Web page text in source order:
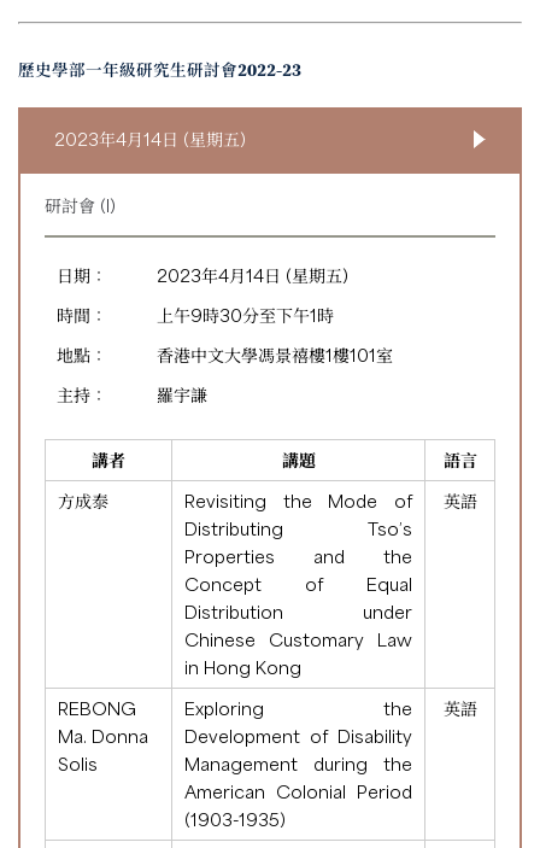
歷史學部一年級研究生研討會2022-23
2023年4月14日 (星期五)
研討會 (I)
日期：
2023年4月14日 (星期五)
時間：
上午9時30分至下午1時
地點：
香港中文大學馮景禧樓1樓101室
主持：
羅宇謙
講者 講題
語言
方成泰
Revisiting the Mode of
Distributing Tso’s
Properties and the
Concept of Equal
Distribution under
Chinese Customary Law
in Hong Kong
英語
REBONG
Ma. Donna
Solis
Exploring the
Development of Disability
Management during the
American Colonial Period
(1903-1935)
英語